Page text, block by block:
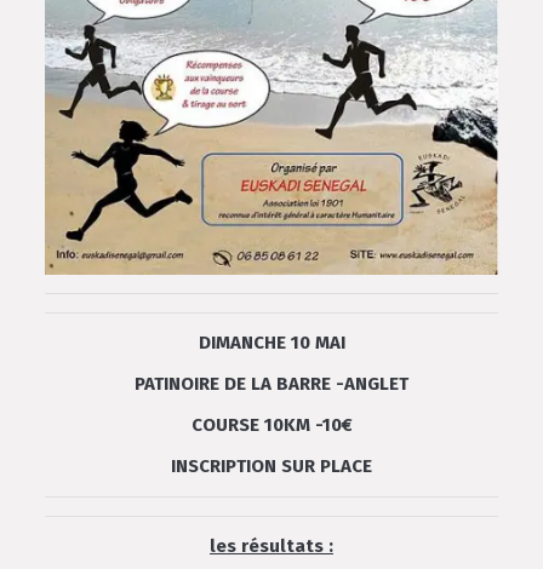
DIMANCHE 10 MAI
PATINOIRE DE LA BARRE -ANGLET
COURSE 10KM -10€
INSCRIPTION SUR PLACE
les résultats :